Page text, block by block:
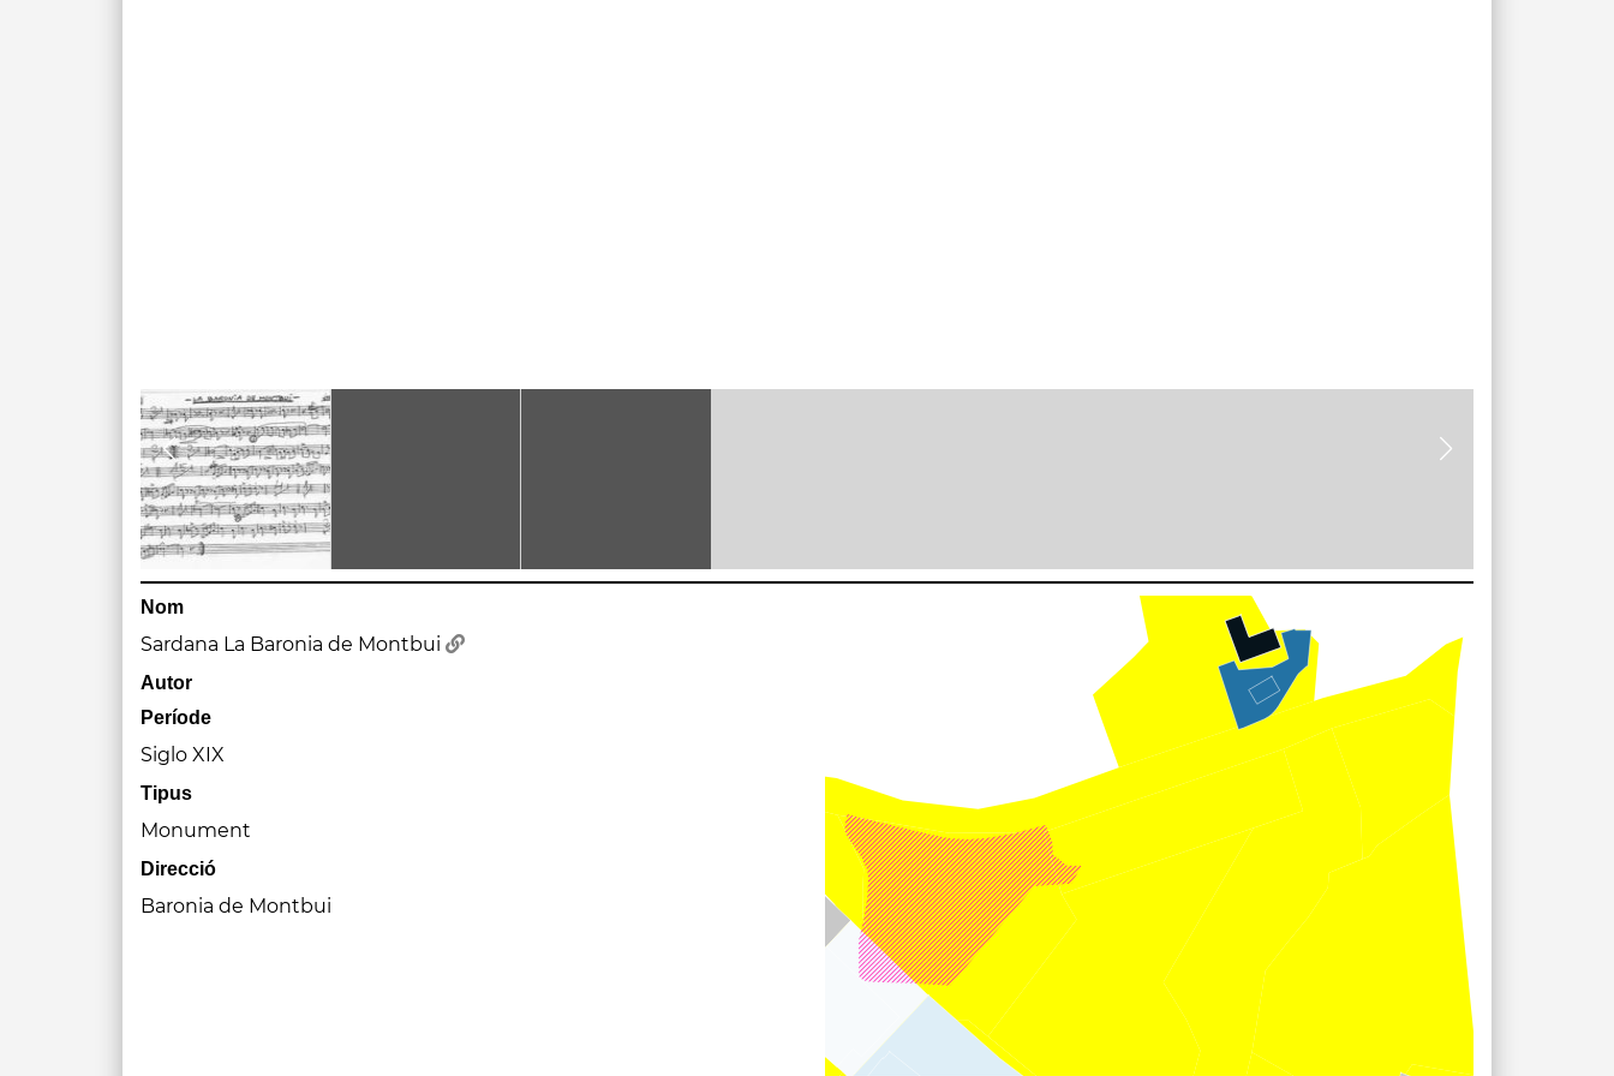
Nom
Sardana La Baronia de Montbui
Autor
Període
Siglo XIX
Tipus
Monument
Direcció
Baronia de Montbui